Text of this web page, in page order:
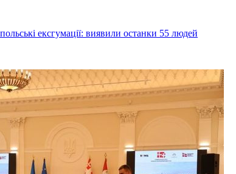
ексгумації: виявили останки 55 людей